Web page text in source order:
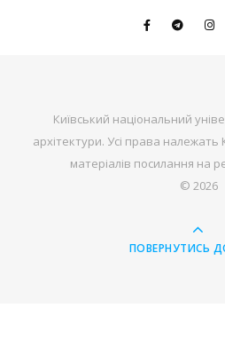
Київський національний
архітектури. Усі права
матеріалів посилання на
© 2026
ПОВЕРНУТИСЬ